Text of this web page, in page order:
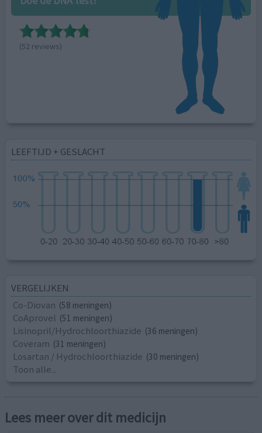
(52 reviews)
LEEFTIJD + GESLACHT
VERGELIJKEN
Co-Diovan (58 meningen)
CoAprovel (51 meningen)
Lisinopril/Hydrochloorthiazide (36 meningen)
Coveram (31 meningen)
Losartan / Hydrochloorthiazide (30 meningen)
Toon alle...
Lees meer over dit medicijn